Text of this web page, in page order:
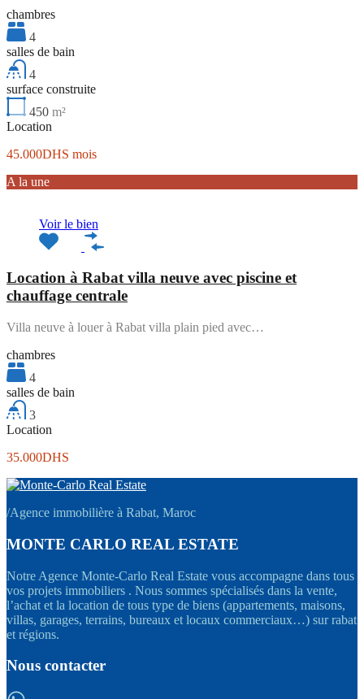
chambres
4
salles de bain
4
surface construite
450 m²
Location
45.000DHS mois
A la une
Voir le bien
Location à Rabat villa neuve avec piscine et
chauffage centrale
Villa neuve à louer à Rabat villa plain pied avec…
chambres
4
salles de bain
3
Location
35.000DHS
/Agence immobilière à Rabat, Maroc
MONTE CARLO REAL ESTATE
Notre Agence Monte-Carlo Real Estate vous accompagne dans tous
vos projets immobiliers . Nous sommes spécialisés dans la vente,
l’achat et la location de tous type de biens (appartements, maisons,
villas, garages, terrains, bureaux et locaux commerciaux…) sur rabat
et régions.
Nous contacter